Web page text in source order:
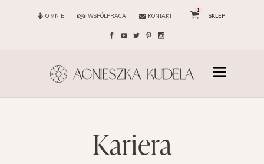
O MNIE WSPÓŁPRACA KONTAKT
1
SKLEP
kariera